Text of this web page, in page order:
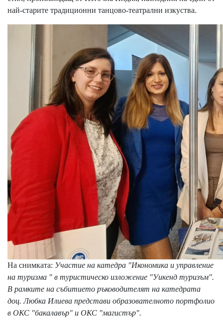
най-старите традиционни танцово-театрални изкуства.
На снимката: Участие на катедра "Икономика и управление
на туризма " в туристическо изложение "Уикенд туризъм".
В рамките на събитието ръководителят на катедрата
доц. Любка Илиева представи образователното портфолио
в ОКС "бакалавър" и ОКС "магистър".